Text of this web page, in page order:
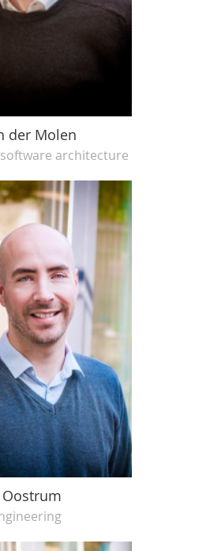
der Molen
architecture